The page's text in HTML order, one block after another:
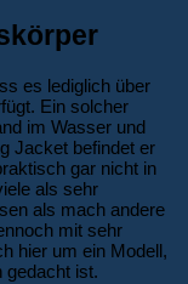
es lediglich über
Ein solcher
im Wasser und
Jacket befindet er
gar nicht in
als sehr
als mach andere
mit sehr
hier um ein Modell,
gedacht ist.